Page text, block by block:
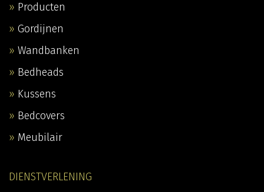
Producten
Gordijnen
Wandbanken
Bedheads
Kussens
Bedcovers
Meubilair
DIENSTVERLENING